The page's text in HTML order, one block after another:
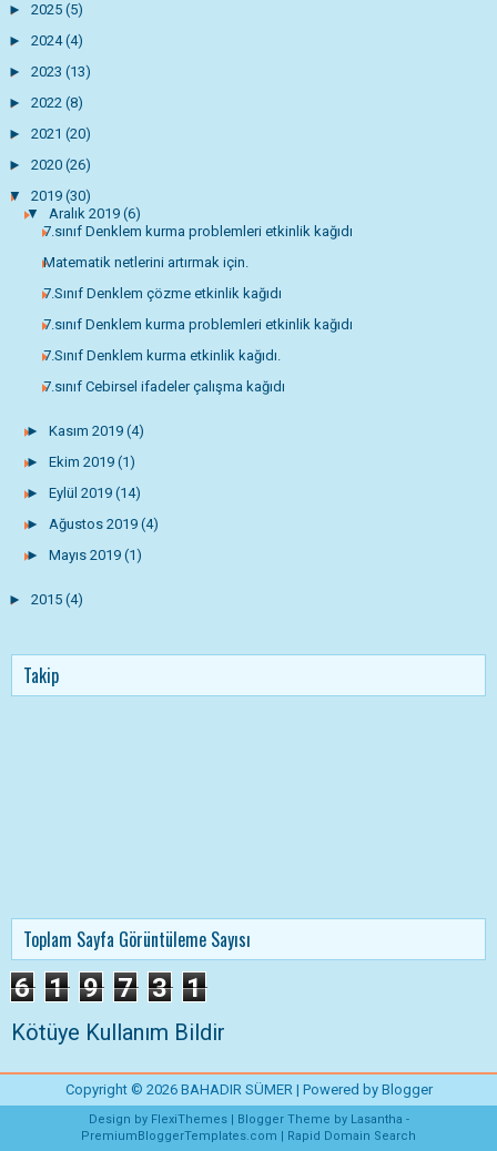
► 2025 (5)
► 2024(4)
► 2023 (13)
► 2022 (8)
► 2021 (20)
► 2020 (26)
▼ 2019 (30)
▼ Aralık 2019 (6)
7.sınıf Denklem kurma problemleri etkinlik kağıdı
Matematik netlerini artırmak için.
7.Sınıf Denklem çözme etkinlik kağıdı
7.sınıf Denklem kurma problemleri etkinlik kağıdı
7.Sınıf Denklem kurma etkinlik kağıdı.
7.sınıf Cebirsel ifadeler çalışma kağıdı
► Kasım 2019 (4)
► Ekim 2019 (1)
► Eylül 2019 (14)
► Ağustos 2019 (4)
► Mayıs 2019 (1)
► 2015 (4)
Takip
Toplam Sayfa Görüntüleme Sayısı
6 1 9 7 3 1
Kötüye Kullanım Bildir
Copyright © 2026 BAHADIR SÜMER| Powered by Blogger
Design by FlexiThemes| Blogger Theme by Lasantha -
PremiumBloggerTemplates.com
Rapid Domain Search